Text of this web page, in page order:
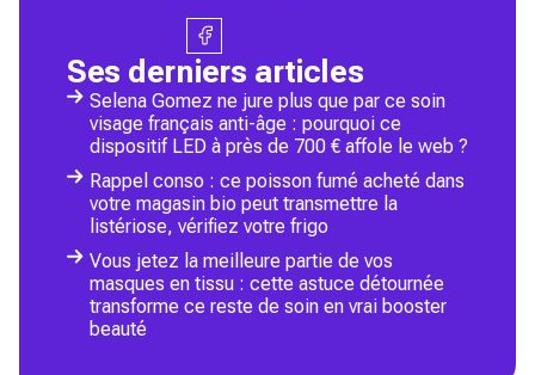
Ses derniers articles
Selena Gomez ne jure plus que par ce soin
visage français anti-âge : pourquoi ce
dispositif LED à près de 700 € affole le web ?
Rappel conso : ce poisson fumé acheté dans
votre magasin bio peut transmettre la
listériose, vérifiez votre frigo
Vous jetez la meilleure partie de vos
masques en tissu : cette astuce détournée
transforme ce reste de soin en vrai booster
beauté